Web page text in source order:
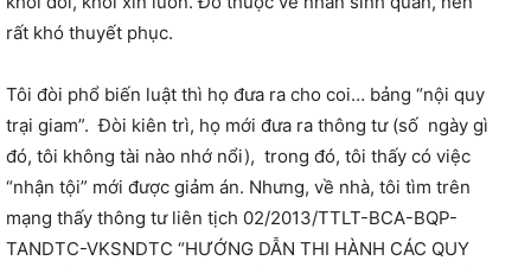
rất khó thuyết phục.
Tôi đòi phổ biến luật thì họ đưa ra cho coi… bảng “nội quy
trại giam”. Đòi kiên trì, họ mới đưa ra thông tư (số ngày gì
đó, tôi không tài nào nhớ nổi), trong đó, tôi thấy có việc
“nhận tội” mới được giảm án. Nhưng, về nhà, tôi tìm trên
mạng thấy thông tư liên tịch 02/2013/TTLT-BCA-BQP-
TANDTC-VKSNDTC “HƯỚNG DẪN THI HÀNH CÁC QUY